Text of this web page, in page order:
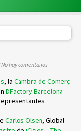
No hay comentarios
, la Cambra de Comerç
DFactory Barcelona
Carlos Olsen, Global